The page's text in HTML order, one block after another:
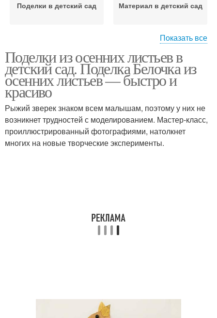
Поделки в детский сад Материал в детский сад
Осени в детский сад Поделки из листьев
Аппликации из листьев Детский сад
Показать все
Поделки из осенних листьев в
детский сад. Поделка Белочка из
осенних листьев — быстро и
красиво
Рыжий зверек знаком всем малышам, поэтому у них не
возникнет трудностей с моделированием. Мастер-класс,
проиллюстрированный фотографиями, натолкнет
многих на новые творческие эксперименты.